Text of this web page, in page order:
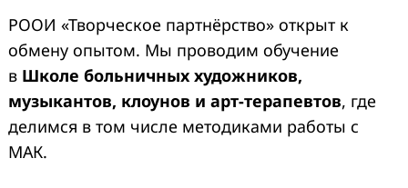
РООИ «Творческое партнёрство» открыт к
обмену опытом. Мы проводим обучение
в Школе больничных художников,
музыкантов, клоунов и арт-терапевтов, где
делимся в том числе методиками работы с
МАК.